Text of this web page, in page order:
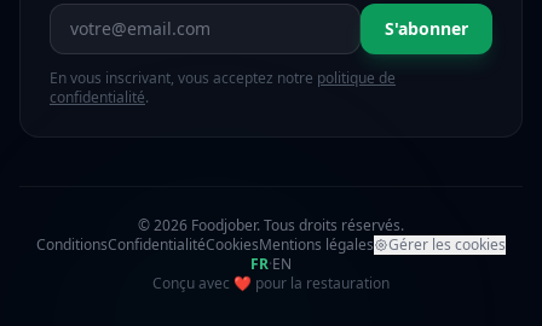
Adresse email S'abonner
En vous inscrivant, vous acceptez notre politique de
confidentialité.
© 2026 Foodjober. Tous droits réservés.
ConditionsConfidentialitéCookiesMentions légales
Gérer les cookies
FR·EN
Conçu avec ❤ amour
pour la restauration